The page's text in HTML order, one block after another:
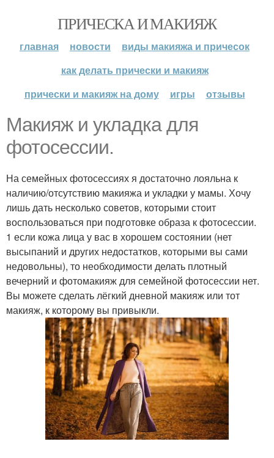
ПРИЧЕСКА И МАКИЯЖ
главная новости
виды макияжа и причесок
как делать прически и макияж
прически и макияж на дому
игры отзывы
Макияж и укладка для
фотосессии.
На семейных фотосессиях я достаточно лояльна к
наличию/отсутствию макияжа и укладки у мамы. Хочу
лишь дать несколько советов, которыми стоит
воспользоваться при подготовке образа к фотосессии.
1 если кожа лица у вас в хорошем состоянии (нет
высыпаний и других недостатков, которыми вы сами
недовольны), то необходимости делать плотный
вечерний и фотомакияж для семейной фотосессии нет.
Вы можете сделать лёгкий дневной макияж или тот
макияж, к которому вы привыкли.